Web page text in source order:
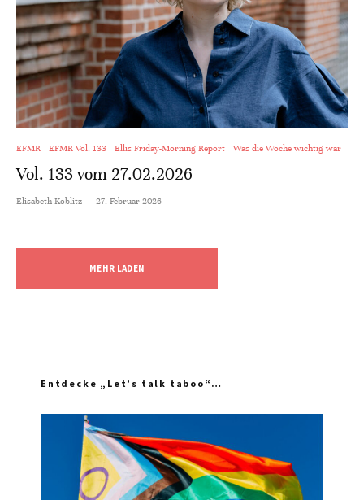
EFMR EFMR Vol. 133 Ellis Friday-Morning Report Was die Woche wichtig war
Vol. 133 vom 27.02.2026
Elisabeth Koblitz · 27. Februar 2026
MEHR LADEN
Entdecke „Let’s talk taboo“…